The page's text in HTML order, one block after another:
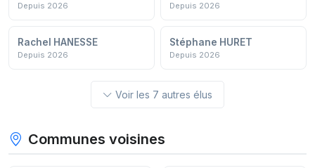
Depuis 2026 Depuis 2026
Rachel HANESSE
Depuis 2026
Stéphane HURET
Depuis 2026
Voir les 7 autres élus
Communes voisines